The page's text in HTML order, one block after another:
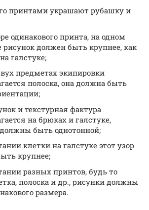
принтами украшают рубашку и
одинакового принта, на одном
рисунок должен быть крупнее, как
галстуке;
предметах экипировки
полоска, она должна быть
и текстурная фактура
на брюках и галстуке,
быть однотонной;
клетки на галстуке этот узор
крупнее;
разных принтов, будь то
полоска и др., рисунки должны
размера.